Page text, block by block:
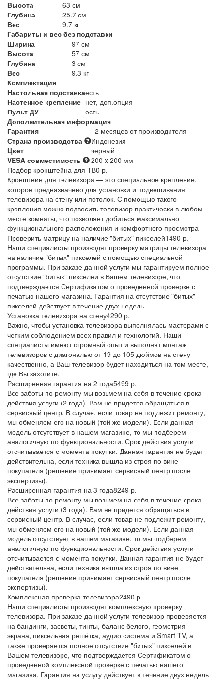
Высота
63 см
Глубина
25.7 см
Вес
9.7 кг
Габариты и вес без подставки
Ширина
97 см
Высота
57 см
Глубина
3 см
Вес
9.3 кг
Комплектация
Настольная подставкаесть
Настенное крепление нет, доп.опция
Пульт ДУ
есть
Дополнительная информация
Гарантия
12 месяцев от производителя
Страна производства
Индонезия
Цвет
черный
VESA совместимость
200 x 200 мм
Подбор кронштейна для ТВ0 р.
Кронштейн для телевизора — это специальное крепление,
которое предназначено для установки и подвешивания
телевизора на стену или потолок. С помощью такого
крепления можно подвесить телевизор практически в любом
месте комнаты, что позволяет добиться максимально
функционального расположения и комфортного просмотра
Проверить матрицу на наличие "битых" пикселей1490 р.
Наши специалисты производят проверку матрицы телевизора
на наличие "битых" пикселей с помощью специальной
программы. При заказе данной услуги мы гарантируем полное
отсутствие "битых" пикселей в Вашем телевизоре, что
подтверждается Сертификатом о проведенной проверке с
печатью нашего магазина. Гарантия на отсутствие "битых"
пикселей действует в течение двух недель
Установка телевизора на стену4290 р.
Важно, чтобы установка телевизора выполнялась мастерами с
четким соблюдением всех правил и технологий. Наши
специалисты имеют огромный опыт и выполнят монтаж
телевизоров с диагональю от 19 до 105 дюймов на стену
качественно, а Ваш телевизор будет находиться на том месте,
где Вы захотите.
Расширенная гарантия на 2 года5499 р.
Все заботы по ремонту мы возьмем на себя в течение срока
действия услуги (2 года). Вам не придется обращаться в
сервисный центр. В случае, если товар не подлежит ремонту,
мы обменяем его на новый (той же модели). Если данная
модель отсутствует в нашем магазине, то мы подберем
аналогичную по функциональности. Срок действия услуги
отсчитывается с момента покупки. Данная гарантия не будет
действительна, если техника вышла из строя по вине
покупателя (решение принимает сервисный центр после
экспертизы).
Расширенная гарантия на 3 года8249 р.
Все заботы по ремонту мы возьмем на себя в течение срока
действия услуги (3 года). Вам не придется обращаться в
сервисный центр. В случае, если товар не подлежит ремонту,
мы обменяем его на новый (той же модели). Если данная
модель отсутствует в нашем магазине, то мы подберем
аналогичную по функциональности. Срок действия услуги
отсчитывается с момента покупки. Данная гарантия не будет
действительна, если техника вышла из строя по вине
покупателя (решение принимает сервисный центр после
экспертизы).
Комплексная проверка телевизора2490 р.
Наши специалисты производят комплексную проверку
телевизора. При заказе данной услуги телевизор проверяется
на бандинги, засветы, тинты, баланс белого, геометрия
экрана, пиксельная решётка, аудио система и Smart TV, а
также проверяется полное отсутствие "битых" пикселей в
Вашем телевизоре, что подтверждается Сертификатом о
проведенной комплексной проверке с печатью нашего
магазина. Гарантия на услугу действует в течение двух недель